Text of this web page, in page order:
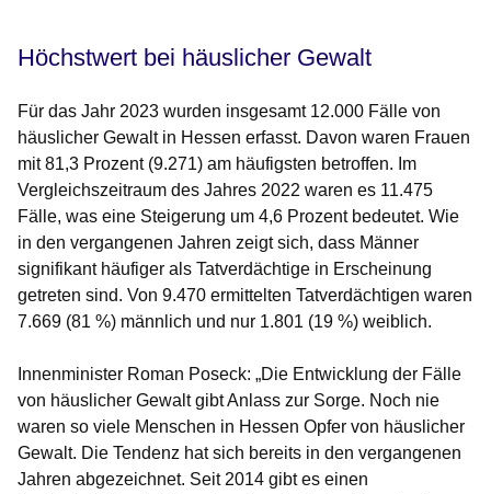
Höchstwert bei häuslicher Gewalt
Für das Jahr 2023 wurden insgesamt 12.000 Fälle von
häuslicher Gewalt in Hessen erfasst. Davon waren Frauen
mit 81,3 Prozent (9.271) am häufigsten betroffen. Im
Vergleichszeitraum des Jahres 2022 waren es 11.475
Fälle, was eine Steigerung um 4,6 Prozent bedeutet. Wie
in den vergangenen Jahren zeigt sich, dass Männer
signifikant häufiger als Tatverdächtige in Erscheinung
getreten sind. Von 9.470 ermittelten Tatverdächtigen waren
7.669 (81 %) männlich und nur 1.801 (19 %) weiblich.
Innenminister Roman Poseck: „Die Entwicklung der Fälle
von häuslicher Gewalt gibt Anlass zur Sorge. Noch nie
waren so viele Menschen in Hessen Opfer von häuslicher
Gewalt. Die Tendenz hat sich bereits in den vergangenen
Jahren abgezeichnet. Seit 2014 gibt es einen